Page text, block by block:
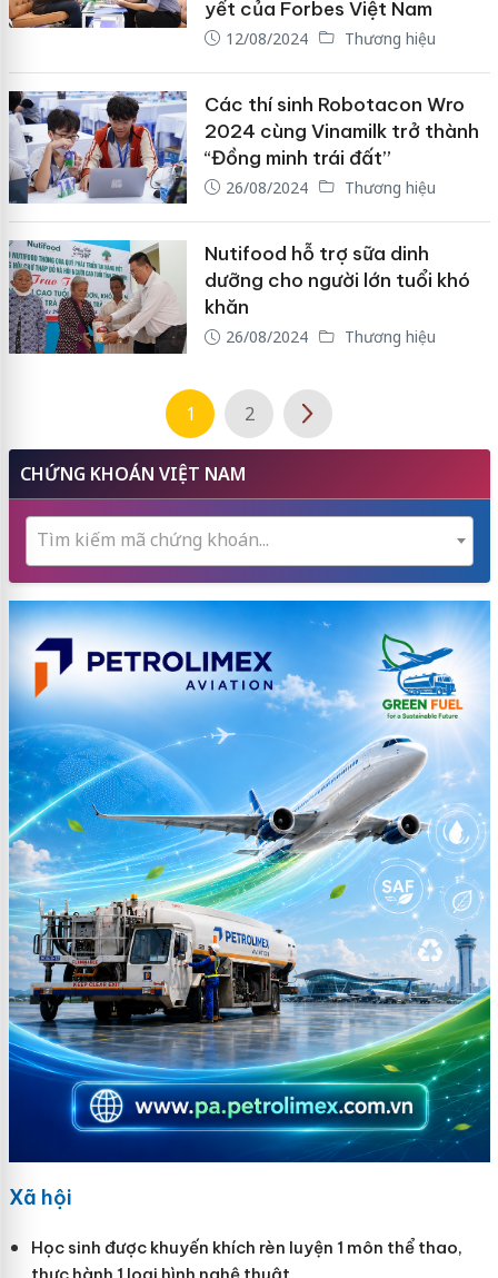
yết của Forbes Việt Nam
12/08/2024 Thương hiệu
Các thí sinh Robotacon Wro
2024 cùng Vinamilk trở thành
“Đồng minh trái đất”
26/08/2024 Thương hiệu
Nutifood hỗ trợ sữa dinh
dưỡng cho người lớn tuổi khó
khăn
26/08/2024 Thương hiệu
1 2
CHỨNG KHOÁN VIỆT NAM
Tìm kiếm mã chứng khoán...
Xã hội
Học sinh được khuyến khích rèn luyện 1 môn thể thao,